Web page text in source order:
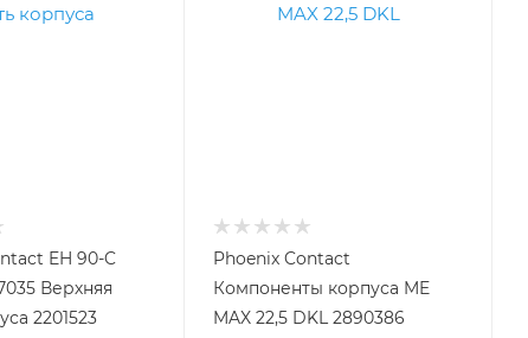
EH 90-C
Верхняя
2201523
Phoenix Contact
Компоненты корпуса ME
MAX 22,5 DKL 2890386